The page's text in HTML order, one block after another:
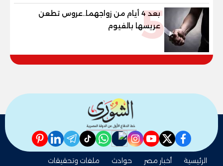
5بعد 4 أيام من زواجهما..عروس تطعن
عريسها بالفيوم
facebook
twitter
youtube
instagram
nabd
whatsapp
tiktok
telegram
linkedin
pinterest
الرئيسية أخبار مصر حوادث ملفات وتحقيقات